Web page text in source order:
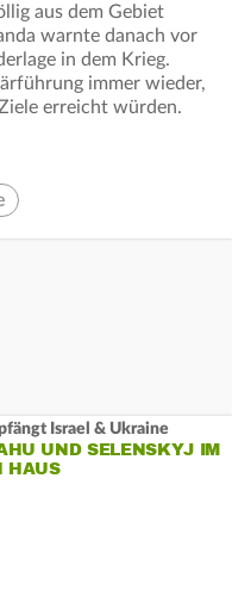
aus dem Gebiet
warnte danach vor
in dem Krieg.
immer wieder,
erreicht würden.
Israel & Ukraine
UND SELENSKYJ IM